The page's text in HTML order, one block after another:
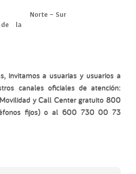
la
Norte – Sur
invitamos a usuarias y usuarios a
canales oficiales de atención:
y Call Center gratuito 800
fijos) o al 600 730 00 73